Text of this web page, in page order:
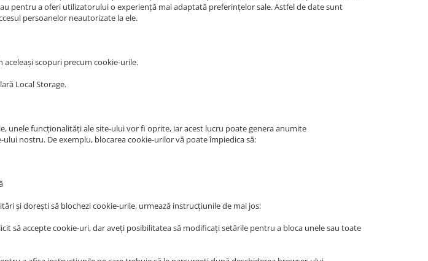
pentru a oferi utilizatorului o experiență mai adaptată preferințelor sale. Astfel de date sunt
persoanelor neautorizate la ele.
scopuri precum cookie-urile.
Local Storage.
unele funcționalități ale site‑ului vor fi oprite, iar acest lucru poate genera anumite
nostru. De exemplu, blocarea cookie-urilor vă poate împiedica să:
și dorești să blochezi cookie-urile, urmează instrucțiunile de mai jos:
să accepte cookie-uri, dar aveți posibilitatea să modificați setările pentru a bloca unele sau toate